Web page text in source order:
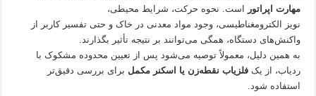
مهارت اپراتور
است. نحوه حرکت، شرایط محیطی،
نویز الکترومغناطیسی، وجود مواد معدنی در خاک و حتی تفسیر کاربر از
واکنش‌های دستگاه، همگی می‌توانند بر نتیجه تأثیر بگذارند.
به همین دلیل، معمولاً توصیه می‌شود پس از تعیین محدوده مشکوک با
ردیاب، از یکفلزیاب نقطه‌زن یا اسکنر مکمل برای بررسی دقیق‌تر
استفاده شود.